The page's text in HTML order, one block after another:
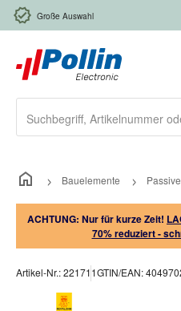
Zum Hauptinhalt springen
Große Auswahl
Bauelemente
ACHTUNG: Nur für kurze Zeit!
70% reduziert -
Artikel-Nr.:221711GTIN/EAN: